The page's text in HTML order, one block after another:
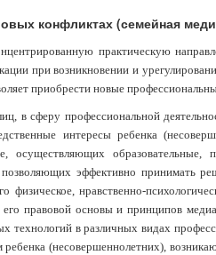
конфликтах (семейная
практическую
при возникновении и
приобрести новые
в сферу профессиональной
интересы ребенка
осуществляющих
позволяющих эффективно принимать
физическое, нравственно-
его правовой основы и принципов
технологий в различных видах
ребенка (несовершеннолетних),